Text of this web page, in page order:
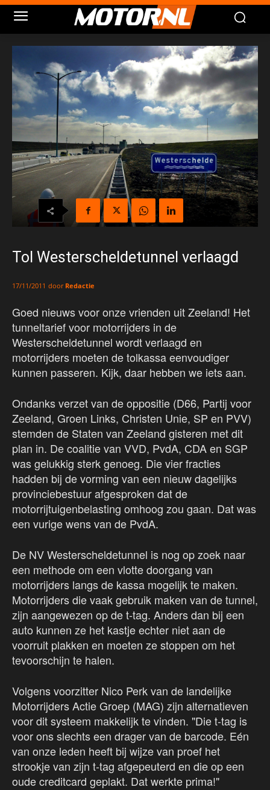
Tol Westerscheldetunnel verlaagd
17/11/2011 door Redactie
Goed nieuws voor onze vrienden uit Zeeland! Het
tunneltarief voor motorrijders in de
Westerscheldetunnel wordt verlaagd en
motorrijders moeten de tolkassa eenvoudiger
kunnen passeren. Kijk, daar hebben we iets aan.
Ondanks verzet van de oppositie (D66, Partij voor
Zeeland, Groen Links, Christen Unie, SP en PVV)
stemden de Staten van Zeeland gisteren met dit
plan in. De coalitie van VVD, PvdA, CDA en SGP
was gelukkig sterk genoeg. Die vier fracties
hadden bij de vorming van een nieuw dagelijks
provinciebestuur afgesproken dat de
motorrijtuigenbelasting omhoog zou gaan. Dat was
een vurige wens van de PvdA.
De NV Westerscheldetunnel is nog op zoek naar
een methode om een vlotte doorgang van
motorrijders langs de kassa mogelijk te maken.
Motorrijders die vaak gebruik maken van de tunnel,
zijn aangewezen op de t-tag. Anders dan bij een
auto kunnen ze het kastje echter niet aan de
voorruit plakken en moeten ze stoppen om het
tevoorschijn te halen.
Volgens voorzitter Nico Perk van de landelijke
Motorrijders Actie Groep (MAG) zijn alternatieven
voor dit systeem makkelijk te vinden. "Die t-tag is
voor ons slechts een drager van de barcode. Eén
van onze leden heeft bij wijze van proef het
strookje van zijn t-tag afgepeuterd en die op een
oude creditcard geplakt. Dat werkte prima!"